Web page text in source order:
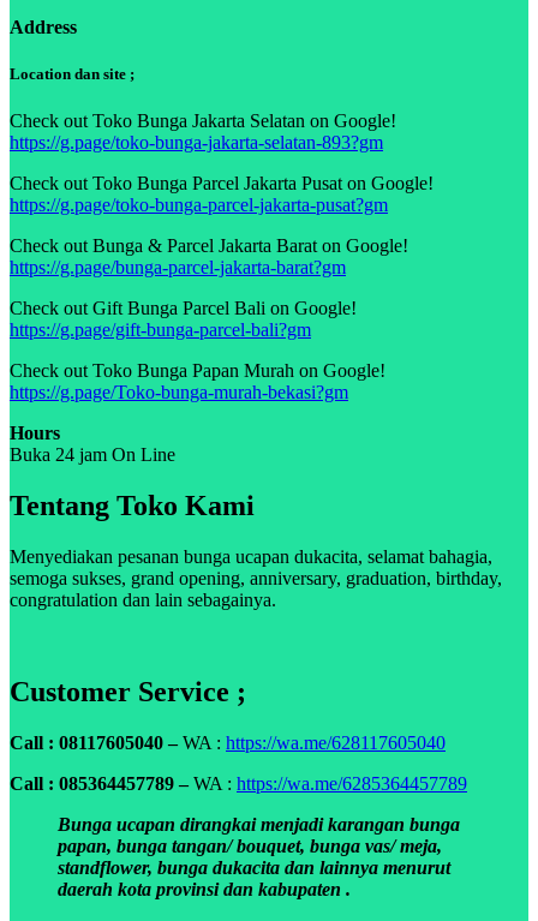
Address
Location dan site ;
Check out Toko Bunga Jakarta Selatan on Google!
https://g.page/toko-bunga-jakarta-selatan-893?gm
Check out Toko Bunga Parcel Jakarta Pusat on Google!
https://g.page/toko-bunga-parcel-jakarta-pusat?gm
Check out Bunga & Parcel Jakarta Barat on Google!
https://g.page/bunga-parcel-jakarta-barat?gm
Check out Gift Bunga Parcel Bali on Google!
https://g.page/gift-bunga-parcel-bali?gm
Check out Toko Bunga Papan Murah on Google!
https://g.page/Toko-bunga-murah-bekasi?gm
Hours
Buka 24 jam On Line
Tentang Toko Kami
Menyediakan pesanan bunga ucapan dukacita, selamat bahagia,
semoga sukses, grand opening, anniversary, graduation, birthday,
congratulation dan lain sebagainya.
Customer Service ;
Call : 08117605040 –WA : https://wa.me/628117605040
Call : 085364457789 –WA : https://wa.me/6285364457789
Bunga ucapan dirangkai menjadi karangan bunga
papan, bunga tangan/ bouquet, bunga vas/ meja,
standflower, bunga dukacita dan lainnya menurut
daerah kota provinsi dan kabupaten .